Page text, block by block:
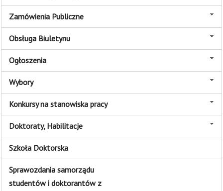
Zamówienia Publiczne
Obsługa Biuletynu
Ogłoszenia
Wybory
Konkursy na stanowiska pracy
Doktoraty, Habilitacje
Szkoła Doktorska
Sprawozdania samorządu
studentów i doktorantów z